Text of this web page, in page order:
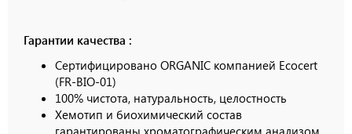
Гарантии качества :
Сертифицировано ORGANIC компанией Ecocert
(FR-BIO-01)
100% чистота, натуральность, целостность
Хемотип и биохимический состав
гарантированы хроматографическим анализом